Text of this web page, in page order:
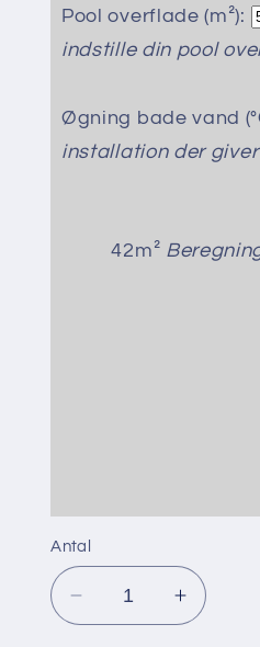
Pool overflade (m²):
indstille din pool
Øgning bade vand
installation der
42m²
Antal
Reducer
antallet
Øg
antallet